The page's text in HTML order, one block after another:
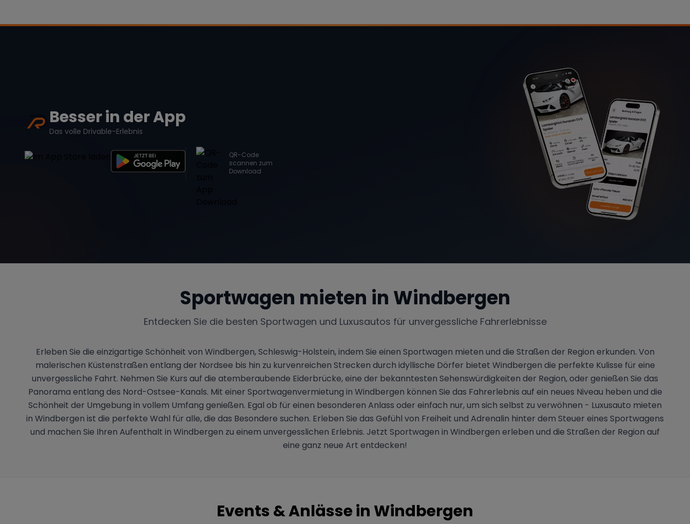
Besser in der App
Das volle Drivable-Erlebnis
QR-Code
scannen zum
Download
Sportwagen mieten in Windbergen
Entdecken Sie die besten Sportwagen und Luxusautos für unvergessliche Fahrerlebnisse
Erleben Sie die einzigartige Schönheit von Windbergen, Schleswig-Holstein, indem Sie einen Sportwagen mieten und die Straßen der Region erkunden. Von
malerischen Küstenstraßen entlang der Nordsee bis hin zu kurvenreichen Strecken durch idyllische Dörfer bietet Windbergen die perfekte Kulisse für eine
unvergessliche Fahrt. Nehmen Sie Kurs auf die atemberaubende Eiderbrücke, eine der bekanntesten Sehenswürdigkeiten der Region, oder genießen Sie das
Panorama entlang des Nord-Ostsee-Kanals. Mit einer Sportwagenvermietung in Windbergen können Sie das Fahrerlebnis auf ein neues Niveau heben und die
Schönheit der Umgebung in vollem Umfang genießen. Egal ob für einen besonderen Anlass oder einfach nur, um sich selbst zu verwöhnen - Luxusauto mieten
in Windbergen ist die perfekte Wahl für alle, die das Besondere suchen. Erleben Sie das Gefühl von Freiheit und Adrenalin hinter dem Steuer eines Sportwagens
und machen Sie Ihren Aufenthalt in Windbergen zu einem unvergesslichen Erlebnis. Jetzt Sportwagen in Windbergen erleben und die Straßen der Region auf
eine ganz neue Art entdecken!
Events & Anlässe in Windbergen